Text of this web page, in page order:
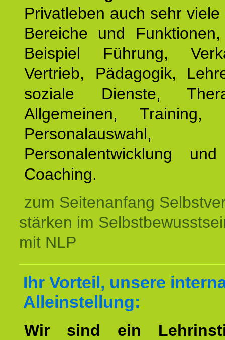
Privatleben auch sehr
Bereiche und
Beispiel Führung,
Vertrieb, Pädagogik,
soziale Dienste,
Allgemeinen, Training,
Personalauswahl,
Personalentwicklung
Coaching.
zum Seitenanfang
stärken im
mit NLP
Ihr Vorteil, unsere
Alleinstellung:
Wir sind ein